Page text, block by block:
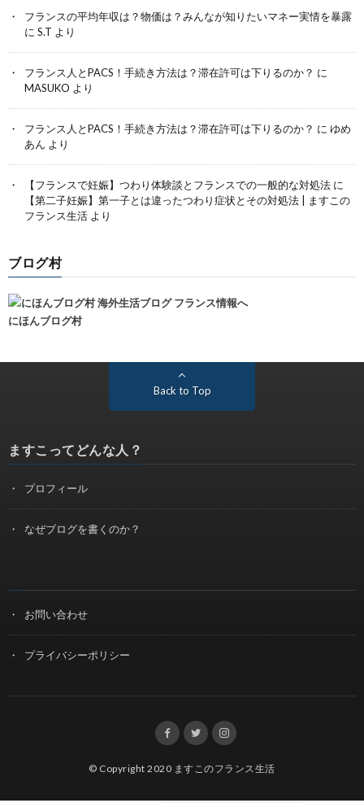
フランスの平均年収は？物価は？みんなが知りたいマネー実情を暴露
に S.T より
フランス人とPACS！手続き方法は？滞在許可は下りるのか？ に
MASUKO より
フランス人とPACS！手続き方法は？滞在許可は下りるのか？ に ゆめ
あん より
【フランスで妊娠】つわり体験談とフランスでの一般的な対処法 に
【第二子妊娠】第一子とは違ったつわり症状とその対処法 | ますこの
フランス生活 より
ブログ村
にほんブログ村
Back to Top
ますこってどんな人？
プロフィール
なぜブログを書くのか？
お問い合わせ
プライバシーポリシー
© Copyright 2020 ますこのフランス生活